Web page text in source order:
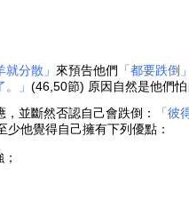
就分散」 來預告他們 「都要跌倒」
。」(46,50節) 原因自然是他們怕
並斷然否認自己會跌倒：
「彼
他覺得自己擁有下列優點：